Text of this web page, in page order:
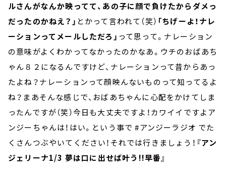
ルさんがなんか映ってて、あの子に顔で負けたからダメっ
だったのかねえ？」 とかって言われて（笑） 「ちげーよ！ナレ
ーションってメールしただろ」 って思って。ナレーション
の意味がよくわかってなかったのかなあ。ウチのおばあち
ゃん８２になるんですけど、ナレーションって昔からあっ
たよね？ナレーションって顔映んないものって知ってるよ
ね？まあそんな感じで、おばあちゃんに心配をかけてしま
ったんですが（笑）今日も大丈夫ですよ！カワイイですよア
ンジーちゃんは！はい。という事で #アンジーラジオ でた
くさんつぶやいてください！それでは行きましょう！ 『アン
ジェリーナ1/3 夢は口に出せば叶う!!早番』